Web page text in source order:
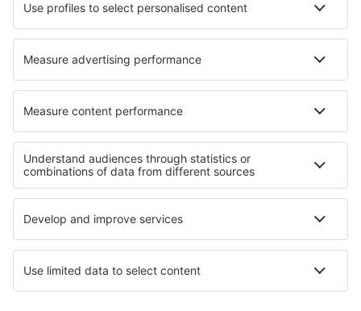
Hotels in Groveland Hotels in Puebla de Alfinden
Hotels in Conklin Hotels in Golub-Dobrzyń
Hotels in Ripon Hotels in Sredni Kolibi
Beste hotels - regio's
Hotels in Flanders Hotels in België
Hotels Ruse province Hotels in Penang
Hotels aan de Costa de la Luz
Hotels op Nassau